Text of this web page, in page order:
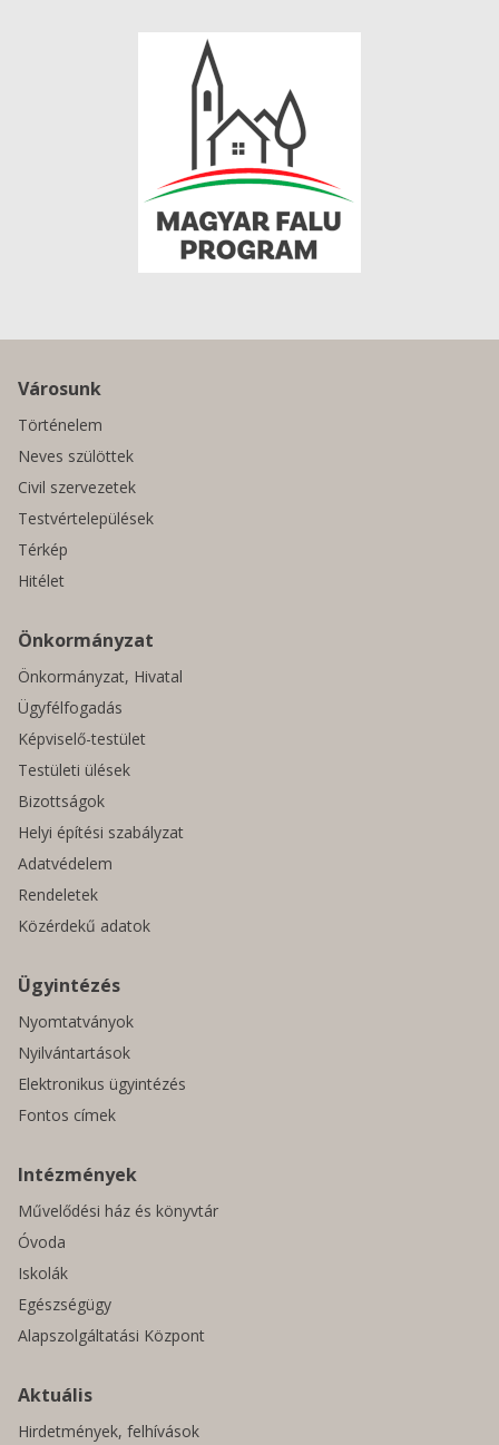
Városunk
Történelem
Neves szülöttek
Civil szervezetek
Testvértelepülések
Térkép
Hitélet
Önkormányzat
Önkormányzat, Hivatal
Ügyfélfogadás
Képviselő-testület
Testületi ülések
Bizottságok
Helyi építési szabályzat
Adatvédelem
Rendeletek
Közérdekű adatok
Ügyintézés
Nyomtatványok
Nyilvántartások
Elektronikus ügyintézés
Fontos címek
Intézmények
Művelődési ház és könyvtár
Óvoda
Iskolák
Egészségügy
Alapszolgáltatási Központ
Aktuális
Hirdetmények, felhívások